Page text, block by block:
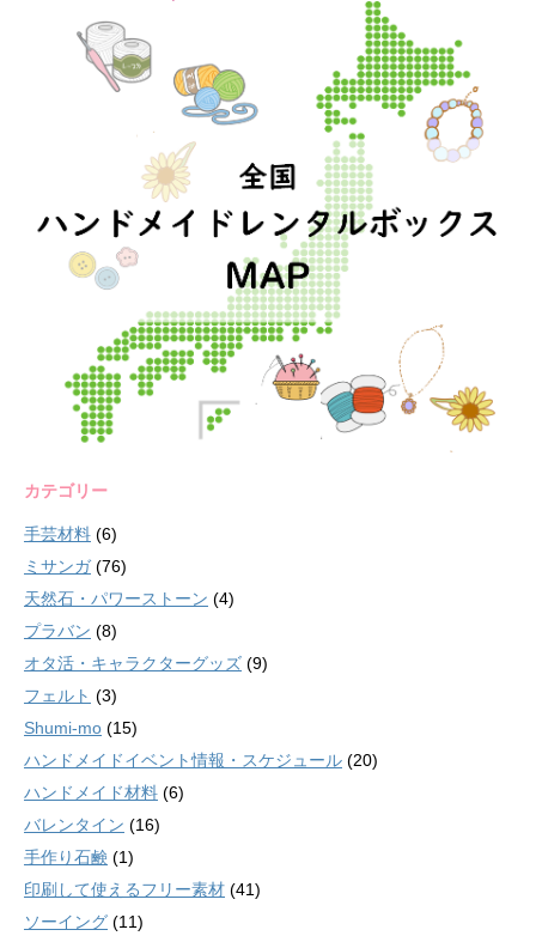
カテゴリー
手芸材料 (6)
ミサンガ(76)
天然石・パワーストーン (4)
プラバン (8)
オタ活・キャラクターグッズ (9)
フェルト (3)
Shumi-mo (15)
ハンドメイドイベント情報・スケジュール (20)
ハンドメイド材料 (6)
バレンタイン (16)
手作り石鹸 (1)
印刷して使えるフリー素材 (41)
ソーイング (11)